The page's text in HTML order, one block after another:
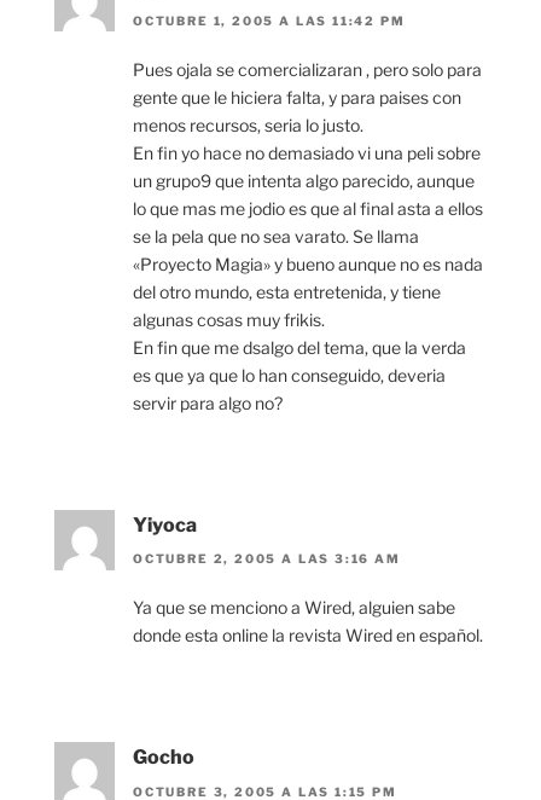
OCTUBRE 1, 2005 A LAS 11:42 PM
Pues ojala se comercializaran , pero solo para
gente que le hiciera falta, y para paises con
menos recursos, seria lo justo.
En fin yo hace no demasiado vi una peli sobre
un grupo9 que intenta algo parecido, aunque
lo que mas me jodio es que al final asta a ellos
se la pela que no sea varato. Se llama
«Proyecto Magia» y bueno aunque no es nada
del otro mundo, esta entretenida, y tiene
algunas cosas muy frikis.
En fin que me dsalgo del tema, que la verda
es que ya que lo han conseguido, deveria
servir para algo no?
Yiyoca
OCTUBRE 2, 2005 A LAS 3:16 AM
Ya que se menciono a Wired, alguien sabe
donde esta online la revista Wired en español.
Gocho
OCTUBRE 3, 2005 A LAS 1:15 PM